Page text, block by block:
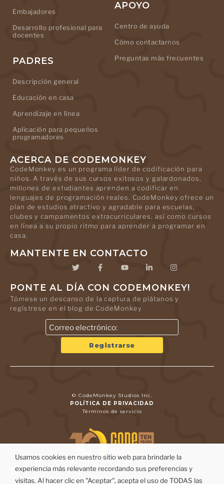
Embajadores
Desarrollo profesional para
docentes
PADRES
Descripción general
Educación en casa
Aprendizaje en línea
Aplicación para pequeños
programadores
APOYO
Centro de ayuda
Cómo contactarnos
Preguntas más frecuentes
ACERCA DE CODEMONKEY
CodeMonkey es un programa líder de codificación para
niños. A través de sus cursos exitosos y galardonados,
millones de estudiantes aprenden a codificar en
lenguajes de programación reales. CodeMonkey ofrece un
plan de estudios atractivo y agradable para escuelas,
clubes y campamentos extracurriculares, así como cursos
en línea a su propio ritmo para aprender a programar en
casa.
MANTENTE EN CONTACTO
PONTE AL DÍA CON CODEMONKEY!
Tómese un descanso de la captura de plátanos y
regístrese en el blog de CodeMonkey
© CodeMonkey Studios Inc.
POLÍTICA DE PRIVACIDAD
Términos de servicio
Usamos cookies en nuestro sitio web para brindarle la
experiencia más relevante recordando sus preferencias y
visitas. Al hacer clic en "Aceptar", acepta el uso de TODAS las